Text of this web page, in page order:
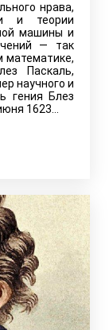
нрава,
и теории
машины и
— так
математике,
Паскаль,
научного и
гения Блез
1623…